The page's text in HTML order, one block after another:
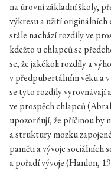
na úrovní základní školy,
výkresu a užití
stále nachází rozdíly ve
kdežto u chlapců se
se, že jakékoli rozdíly a
v předpubertálním věku a
se tyto rozdíly vyrovnávají
ve prospěch chlapců
upozorňují, že příčinou by
a struktury mozku
paměti a vývoje sociálních
a pořadí vývoje (Hanlon,